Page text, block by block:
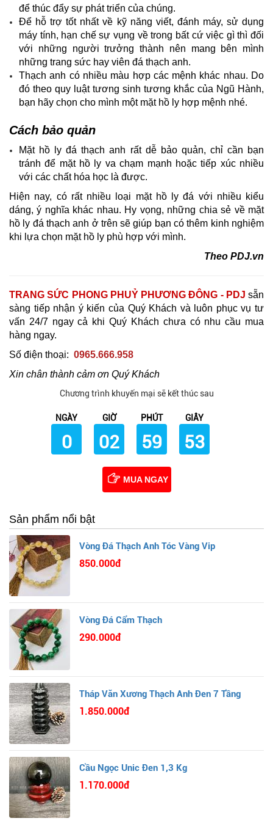
để thúc đẩy sự phát triển của chúng.
Để hỗ trợ tốt nhất về kỹ năng viết, đánh máy, sử dụng
máy tính, hạn chế sự vụng về trong bất cứ việc gì thì đối
với những người trưởng thành nên mang bên mình
những trang sức hay viên đá thạch anh.
Thạch anh có nhiều màu hợp các mệnh khác nhau. Do
đó theo quy luật tương sinh tương khắc của Ngũ Hành,
bạn hãy chọn cho mình một mặt hồ ly hợp mệnh nhé.
Cách bảo quản
Mặt hồ ly đá thạch anh rất dễ bảo quản, chỉ cần bạn
tránh để mặt hồ ly va chạm mạnh hoặc tiếp xúc nhiều
với các chất hóa học là được.
Hiện nay, có rất nhiều loại mặt hồ ly đá với nhiều kiểu
dáng, ý nghĩa khác nhau. Hy vọng, những chia sẻ về mặt
hồ ly đá thạch anh ở trên sẽ giúp bạn có thêm kinh nghiệm
khi lựa chọn mặt hồ ly phù hợp với mình.
Theo PDJ.vn
TRANG SỨC PHONG PHUỶ PHƯƠNG ĐÔNG - PDJ sẵn
sàng tiếp nhận ý kiến của Quý Khách và luôn phục vụ tư
vấn 24/7 ngay cả khi Quý Khách chưa có nhu cầu mua
hàng ngay.
Số điện thoại: 0965.666.958
Xin chân thành cảm ơn Quý Khách
Chương trình khuyến mại sẽ kết thúc sau
NGÀY
0
GIỜ
02
PHÚT
59
GIÂY
51
MUA NGAY
Sản phẩm nổi bật
Vòng Đá Thạch Anh Tóc Vàng Vip
850.000đ
Vòng Đá Cẩm Thạch
290.000đ
Tháp Văn Xương Thạch Anh Đen 7 Tầng
1.850.000đ
Cầu Ngọc Unic Đen 1,3 Kg
1.170.000đ